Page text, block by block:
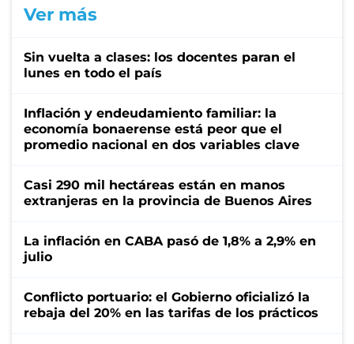
Ver más
Sin vuelta a clases: los docentes paran el
lunes en todo el país
Inflación y endeudamiento familiar: la
economía bonaerense está peor que el
promedio nacional en dos variables clave
Casi 290 mil hectáreas están en manos
extranjeras en la provincia de Buenos Aires
La inflación en CABA pasó de 1,8% a 2,9% en
julio
Conflicto portuario: el Gobierno oficializó la
rebaja del 20% en las tarifas de los prácticos